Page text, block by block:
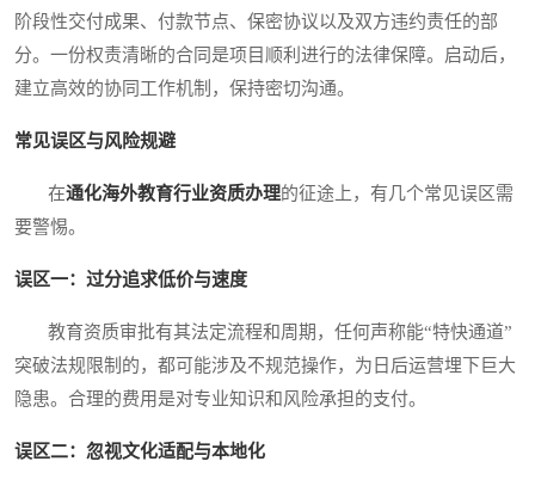
阶段性交付成果、付款节点、保密协议以及双方违约责任的部
分。一份权责清晰的合同是项目顺利进行的法律保障。启动后，
建立高效的协同工作机制，保持密切沟通。
常见误区与风险规避
在通化海外教育行业资质办理的征途上，有几个常见误区需
要警惕。
误区一：过分追求低价与速度
教育资质审批有其法定流程和周期，任何声称能“特快通道”
突破法规限制的，都可能涉及不规范操作，为日后运营埋下巨大
隐患。合理的费用是对专业知识和风险承担的支付。
误区二：忽视文化适配与本地化